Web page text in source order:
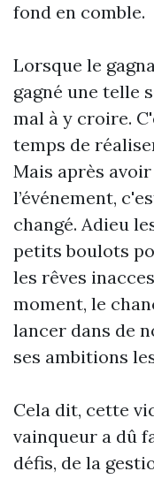
fond en comble.
Lorsque le
gagné une telle
mal à y croire.
temps de
Mais après
l’événement,
changé. Adieu
petits boulots
les rêves
moment, le
lancer dans de
ses ambitions
Cela dit, cette
vainqueur a dû
défis, de la